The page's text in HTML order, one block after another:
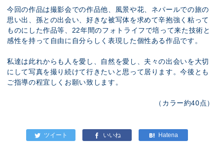
今回の作品は撮影会での作品他、風景や花、ネパールでの旅の
思い出、孫との出会い、好きな被写体を求めて辛抱強く粘って
ものにした作品等、22年間のフォトライフで培って来た技術と
感性を持って自由に自分らしく表現した個性ある作品です。
私達は此れからも人を愛し、自然を愛し、夫々の出会いを大切
にして写真を撮り続けて行きたいと思って居ります。今後とも
ご指導の程宜しくお願い致します。
（カラー約40点）